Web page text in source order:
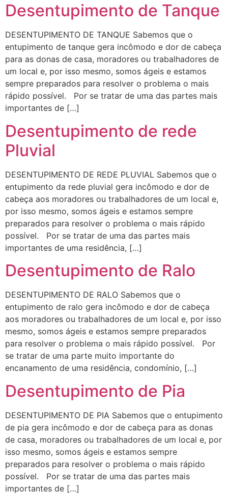
Desentupimento de Tanque
DESENTUPIMENTO DE TANQUE Sabemos que o
entupimento de tanque gera incômodo e dor de cabeça
para as donas de casa, moradores ou trabalhadores de
um local e, por isso mesmo, somos ágeis e estamos
sempre preparados para resolver o problema o mais
rápido possível. Por se tratar de uma das partes mais
importantes de […]
Desentupimento de rede
Pluvial
DESENTUPIMENTO DE REDE PLUVIAL Sabemos que o
entupimento da rede pluvial gera incômodo e dor de
cabeça aos moradores ou trabalhadores de um local e,
por isso mesmo, somos ágeis e estamos sempre
preparados para resolver o problema o mais rápido
possível. Por se tratar de uma das partes mais
importantes de uma residência, […]
Desentupimento de Ralo
DESENTUPIMENTO DE RALO Sabemos que o
entupimento de ralo gera incômodo e dor de cabeça
aos moradores ou trabalhadores de um local e, por isso
mesmo, somos ágeis e estamos sempre preparados
para resolver o problema o mais rápido possível. Por
se tratar de uma parte muito importante do
encanamento de uma residência, condomínio, […]
Desentupimento de Pia
DESENTUPIMENTO DE PIA Sabemos que o entupimento
de pia gera incômodo e dor de cabeça para as donas
de casa, moradores ou trabalhadores de um local e, por
isso mesmo, somos ágeis e estamos sempre
preparados para resolver o problema o mais rápido
possível. Por se tratar de uma das partes mais
importantes de […]